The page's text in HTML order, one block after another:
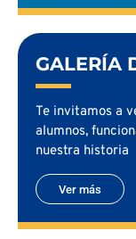
GALERÍA
Te invitamos a
alumnos,
nuestra historia
Ver más